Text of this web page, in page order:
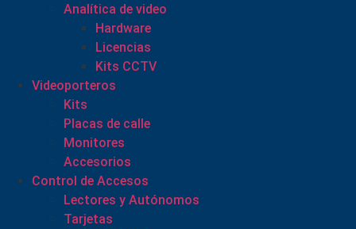
Analítica de video
Hardware
Licencias
Kits CCTV
Videoporteros
Kits
Placas de calle
Monitores
Accesorios
Control de Accesos
Lectores y Autónomos
Tarjetas